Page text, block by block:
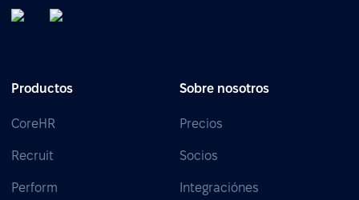
Productos
CoreHR
Recruit
Perform
Sobre nosotros
Precios
Socios
Integraciónes